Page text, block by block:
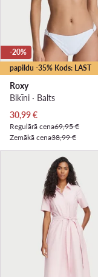
papildu -35% Kods: LAST
-20%
Roxy
Bikīni · Balts
Pašreizējā cena
30,99€
Regulārā cena69,95 €
Zemākā cena38,99 €